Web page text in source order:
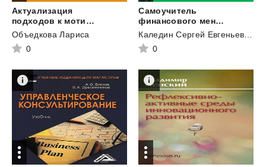
Актуализация
подходов к мотивации и стимулированию труда в современных условиях
Объедкова Лариса
0
Самоучитель
финансового менеджера на предприятии. Часть 4. Экономический рост и эффективность управленческих решений
0